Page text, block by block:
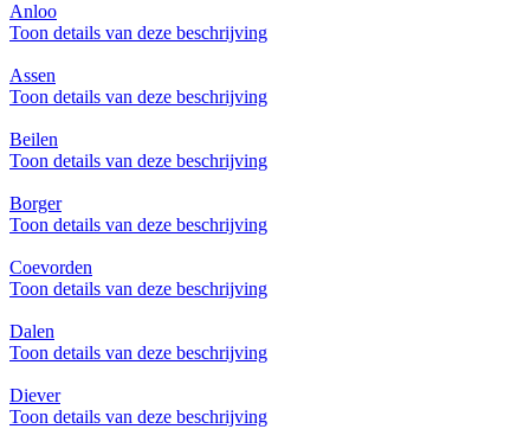
Anloo
Toon details van deze beschrijving
Assen
Toon details van deze beschrijving
Beilen
Toon details van deze beschrijving
Borger
Toon details van deze beschrijving
Coevorden
Toon details van deze beschrijving
Dalen
Toon details van deze beschrijving
Diever
Toon details van deze beschrijving